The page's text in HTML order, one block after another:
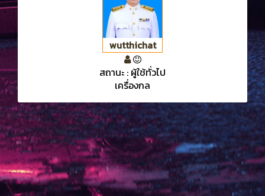
wutthichat
สถานะ : ผู้ใช้ทั่วไป
เครื่องกล